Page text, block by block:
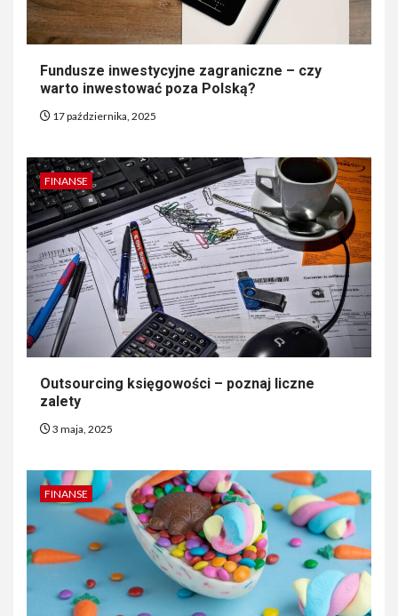
Fundusze inwestycyjne zagraniczne – czy
warto inwestować poza Polską?
17 października, 2025
FINANSE
Outsourcing księgowości – poznaj liczne
zalety
3 maja, 2025
FINANSE